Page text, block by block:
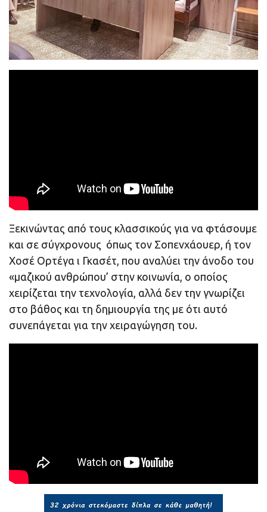
Ξεκινώντας από τους κλασσικούς για να φτάσουμε
και σε σύγχρονους όπως τον Σοπενχάουερ, ή τον
Χοσέ Ορτέγα ι Γκασέτ, που αναλύει την άνοδο του
«μαζικού ανθρώπου’ στην κοινωνία, ο οποίος
χειρίζεται την τεχνολογία, αλλά δεν την γνωρίζει
στο βάθος και τη δημιουργία της με ότι αυτό
συνεπάγεται για την χειραγώγηση του.